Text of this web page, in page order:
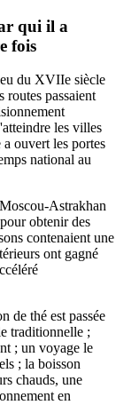
qui il a
fois
du XVIIe siècle
routes passaient
les villes
ouvert les portes
national au
Astrakhan
obtenir des
contenaient une
ont gagné
de thé est passée
traditionnelle ;
; un voyage le
; la boisson
chauds, une
en